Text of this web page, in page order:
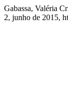
Gabassa, Valéria
2, junho de 2015,